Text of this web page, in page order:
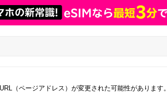
（ページアドレス）が変更された可能性があります。